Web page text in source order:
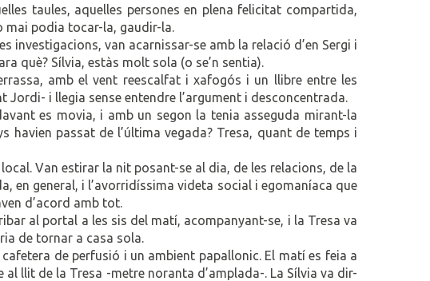
taules, aquelles persones en plena felicitat compartida,
mai podia tocar-la, gaudir-la.
investigacions, van acarnissar-se amb la relació d’en Sergi i
què? Sílvia, estàs molt sola (o se’n sentia).
amb el vent reescalfat i xafogós i un llibre entre les
i llegia sense entendre l’argument i desconcentrada.
es movia, i amb un segon la tenia asseguda mirant-la
havien passat de l’última vegada? Tresa, quant de temps i
Van estirar la nit posant-se al dia, de les relacions, de la
en general, i l’avorridíssima videta social i egomaníaca que
d’acord amb tot.
al portal a les sis del matí, acompanyant-se, i la Tresa va
de tornar a casa sola.
de perfusió i un ambient papallonic. El matí es feia a
llit de la Tresa -metre noranta d’amplada-. La Sílvia va dir-